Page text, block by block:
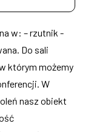
w: – rzutnik -
Do sali
którym możemy
W
nasz obiekt